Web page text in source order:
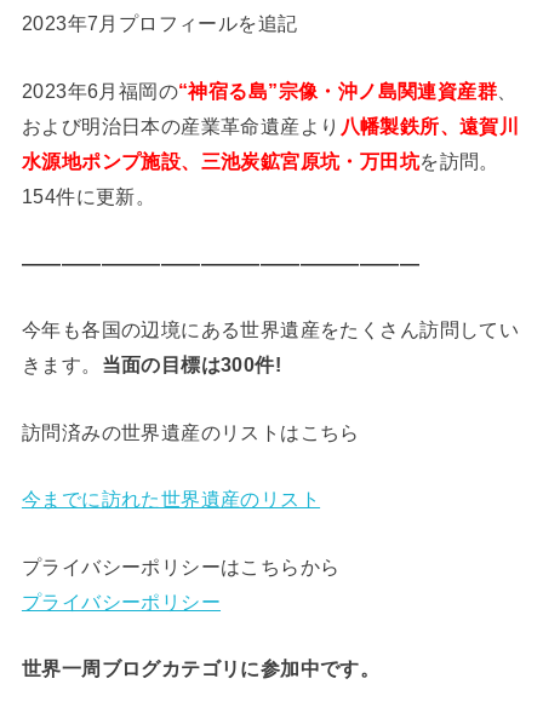
2023年7月プロフィールを追記
2023年6月福岡の“神宿る島”宗像・沖ノ島関連資産群
および明治日本の産業革命遺産より 八幡製鉄所、遠賀川
水源地ポンプ施設、三池炭鉱宮原坑・万田坑を訪問。
154件に更新。
————————————————————
今年も各国の辺境にある世界遺産をたくさん訪問してい
きます。 当面の目標は300件!
訪問済みの世界遺産のリストはこちら
今までに訪れた世界遺産のリスト
プライバシーポリシーはこちらから
プライバシーポリシー
世界一周ブログカテゴリに参加中です。